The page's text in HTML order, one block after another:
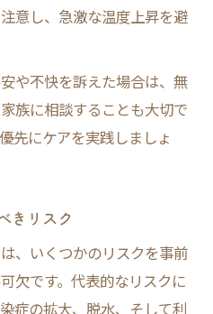
意し、急激な温度上昇を避
や不快を訴えた場合は、無
族に相談することも大切で
先にケアを実践しましょ
きリスク
、いくつかのリスクを事前
欠です。代表的なリスクに
症の拡大、脱水、そして利